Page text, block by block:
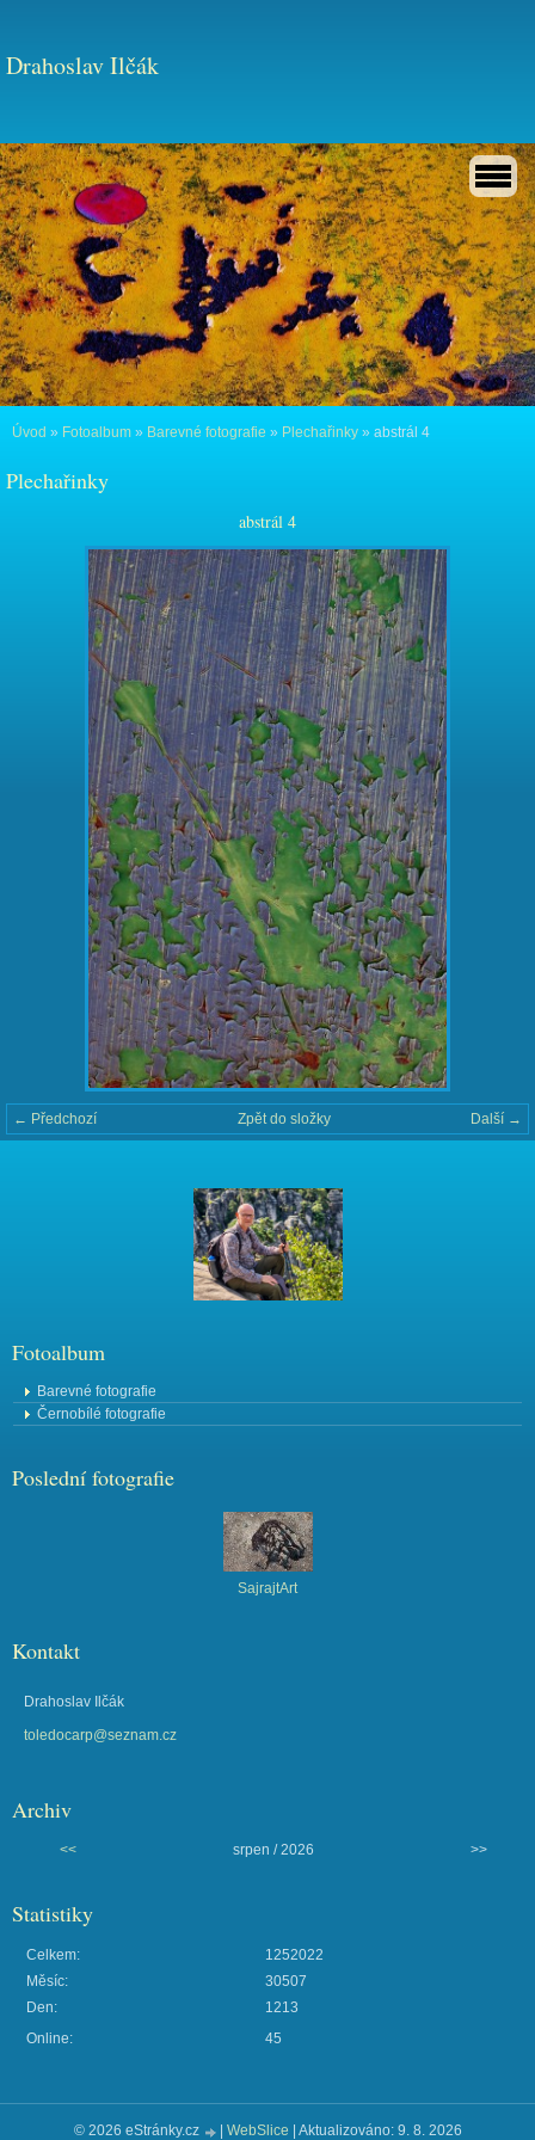
Drahoslav Ilčák
Úvod » Fotoalbum » Barevné fotografie » Plechařinky » abstrál 4
Plechařinky
abstrál 4
← Předchozí Další →
Zpět do složky
Fotoalbum
Barevné fotografie
Černobílé fotografie
Poslední fotografie
SajrajtArt
Kontakt
Drahoslav Ilčák
toledocarp@seznam.cz
Archiv
<< srpen / 2026 >>
Statistiky
Online: 45
Celkem:
1252022
Měsíc:
30507
Den:
1213
© 2026 eStránky.cz WebSlice Aktualizováno: 9. 8. 2026